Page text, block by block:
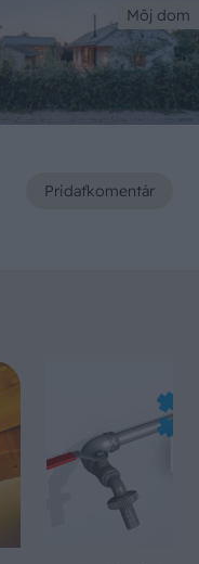
Môj dom
Pridaťkomentár